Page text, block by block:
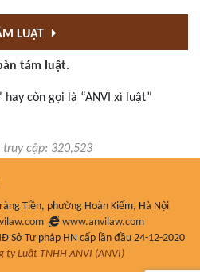
LUẬT
tám luật.
còn gọi là “ANVI xì luật”
cập: 320,523
Tiền, phường Hoàn Kiếm, Hà Nội
www.anvilaw.com
Sở Tư pháp HN cấp lần đầu 24-12-2020
ty Luật TNHH ANVI (ANVI)